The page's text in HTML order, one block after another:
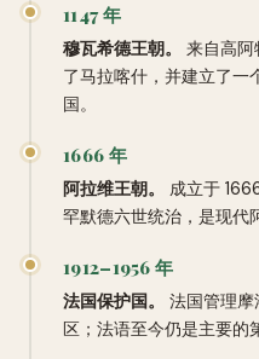
1147 年
穆瓦希德王朝。
来自高阿
了马拉喀什，并建立了一
国。
1666 年
阿拉维王朝。
成立于
罕默德六世统治，是现代
1912–1956 年
法国保护国。
法国管理摩
区；法语至今仍是主要的